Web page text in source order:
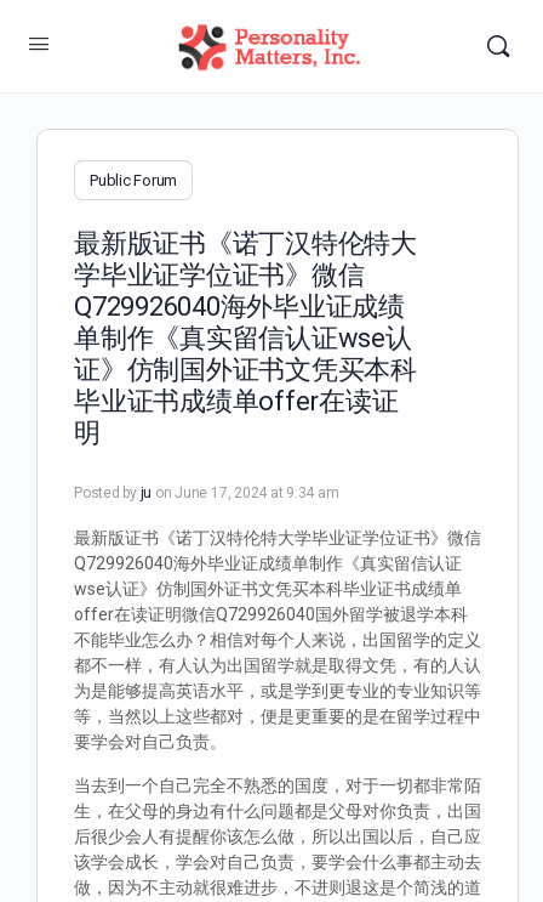
Public Forum
最新版证书《诺丁汉特伦特大
学毕业证学位证书》微信
Q729926040海外毕业证成绩
单制作《真实留信认证wse认
证》仿制国外证书文凭买本科
毕业证书成绩单offer在读证
明
Posted by ju on June 17, 2024 at 9:34 am
最新版证书《诺丁汉特伦特大学毕业证学位证书》微信
Q729926040海外毕业证成绩单制作《真实留信认证
wse认证》仿制国外证书文凭买本科毕业证书成绩单
offer在读证明微信Q729926040国外留学被退学本科
不能毕业怎么办？相信对每个人来说，出国留学的定义
都不一样，有人认为出国留学就是取得文凭，有的人认
为是能够提高英语水平，或是学到更专业的专业知识等
等，当然以上这些都对，便是更重要的是在留学过程中
要学会对自己负责。
当去到一个自己完全不熟悉的国度，对于一切都非常陌
生，在父母的身边有什么问题都是父母对你负责，出国
后很少会人有提醒你该怎么做，所以出国以后，自己应
该学会成长，学会对自己负责，要学会什么事都主动去
做，因为不主动就很难进步，不进则退这是个简浅的道